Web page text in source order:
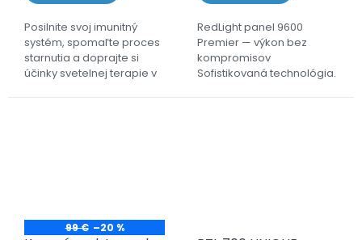
Posilnite svoj imunitný
systém, spomaľte proces
starnutia a doprajte si
účinky svetelnej terapie v
RedLight panel 9600
Premier — výkon bez
kompromisov
Sofistikovaná technológia.
99 € –20 %